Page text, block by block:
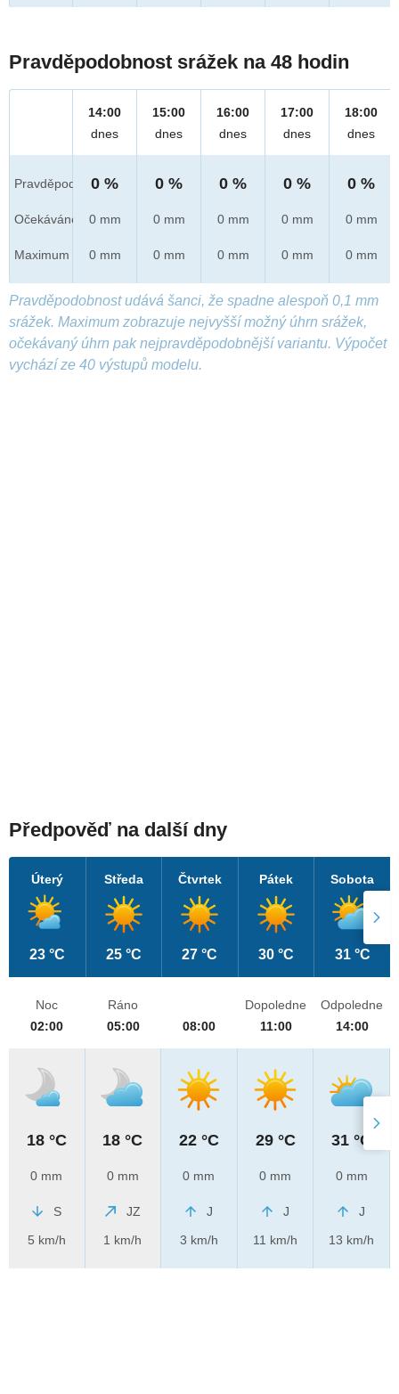
Pravděpodobnost srážek na 48 hodin
Pravděpod.
Očekáváno
Maximum
14:00
dnes
0 %
0 mm
0 mm
15:00
dnes
0 %
0 mm
0 mm
16:00
dnes
0 %
0 mm
0 mm
17:00
dnes
0 %
0 mm
0 mm
18:00
dnes
0 %
0 mm
0 mm
Pravděpodobnost udává šanci, že spadne alespoň 0,1 mm
srážek. Maximum zobrazuje nejvyšší možný úhrn srážek,
očekávaný úhrn pak nejpravděpodobnější variantu. Výpočet
vychází ze 40 výstupů modelu.
Předpověď na další dny
Úterý
23 °C
Středa
25 °C
Čtvrtek
27 °C
Pátek
30 °C
Sobota
31 °C
Noc
02:00
18 °C
0 mm
S
5 km/h
Ráno
05:00
18 °C
0 mm
JZ
1 km/h
08:00
22 °C
0 mm
J
3 km/h
Dopoledne
11:00
29 °C
0 mm
J
11 km/h
Odpoledne
14:00
31 °C
0 mm
J
13 km/h